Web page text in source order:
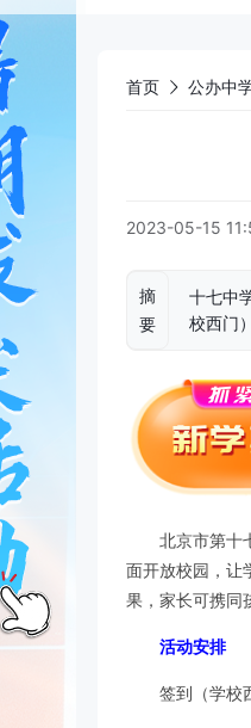
首页 公办中
2023-05-15
摘
要
十七中
校西门
北京市第十
面开放校园，让
果，家长可携同
活动安排
签到（学校